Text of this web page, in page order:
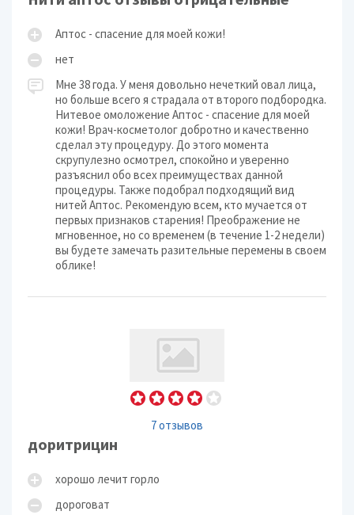
Аптос - спасение для моей кожи!
нет
Мне 38 года. У меня довольно нечеткий овал лица,
но больше всего я страдала от второго подбородка.
Нитевое омоложение Аптос - спасение для моей
кожи! Врач-косметолог добротно и качественно
сделал эту процедуру. До этого момента
скрупулезно осмотрел, спокойно и уверенно
разъяснил обо всех преимуществах данной
процедуры. Также подобрал подходящий вид
нитей Аптос. Рекомендую всем, кто мучается от
первых признаков старения! Преображение не
мгновенное, но со временем (в течение 1-2 недели)
вы будете замечать разительные перемены в своем
облике!
7 отзывов
доритрицин
хорошо лечит горло
дороговат